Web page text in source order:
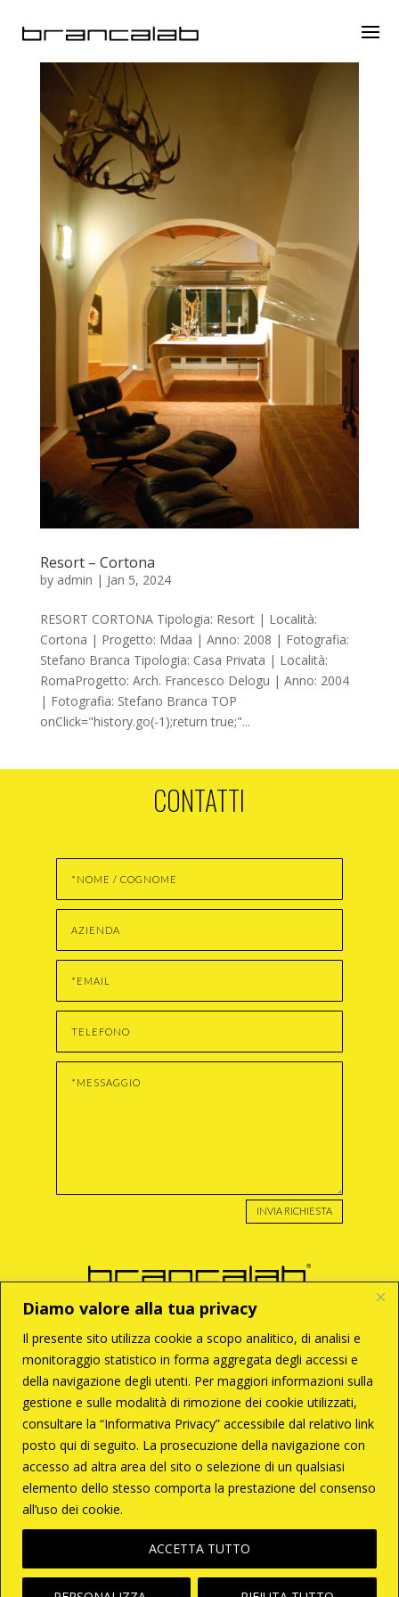
Diamo valore alla tua privacy
Il presente sito utilizza cookie a scopo analitico, di analisi e
monitoraggio statistico in forma aggregata degli accessi e
della navigazione degli utenti. Per maggiori informazioni sulla
gestione e sulle modalità di rimozione dei cookie utilizzati,
consultare la “Informativa Privacy” accessibile dal relativo link
posto qui di seguito. La prosecuzione della navigazione con
accesso ad altra area del sito o selezione di un qualsiasi
elemento dello stesso comporta la prestazione del consenso
all’uso dei cookie.
ACCETTA TUTTO
Resort – Cortona
by admin | Jan 5, 2024
RESORT CORTONA Tipologia: Resort | Località:
Cortona | Progetto: Mdaa | Anno: 2008 | Fotografia:
Stefano Branca Tipologia: Casa Privata | Località:
RomaProgetto: Arch. Francesco Delogu | Anno: 2004
| Fotografia: Stefano Branca TOP
onClick="history.go(-1);return true;"...
CONTATTI
INVIA RICHIESTA
BRANCA S.r.l
Via Enzo Tortora, 121
00188 – Roma
C +39 338 6287261
branca@brancalab.com
P.Iva 02096671009